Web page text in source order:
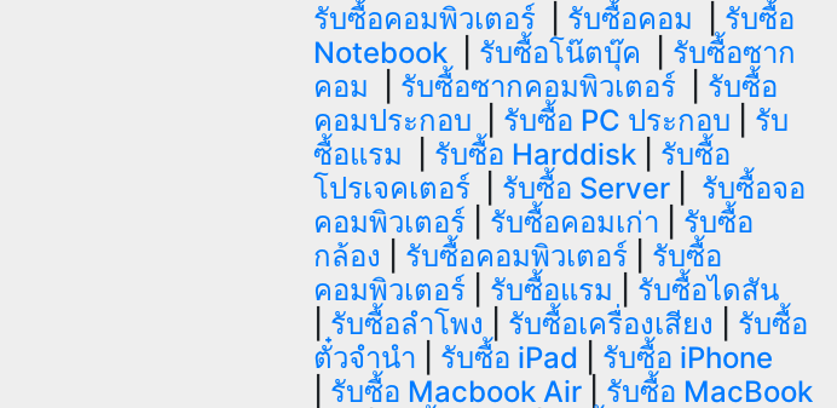
รับซื้อคอมพิวเตอร์ รับซื้อคอม
รับซื้อ
Notebook
รับซื้อโน๊ตบุ๊ค
รับซื้อซาก
คอม
รับซื้อซากคอมพิวเตอร์
รับซื้อ
คอมประกอบ
รับซื้อ PC ประกอบ
รับ
ซื้อแรม
รับซื้อ Harddisk
รับซื้อ
โปรเจคเตอร์
รับซื้อ Server
รับซื้อจอ
คอมพิวเตอร์
รับซื้อคอมเก่า
รับซื้อ
กล้อง
รับซื้อคอมพิวเตอร์
รับซื้อ
คอมพิวเตอร์
รับซื้อแรม
รับซื้อไดสัน
รับซื้อลำโพง รับซื้อเครื่องเสียง
รับซื้อ
ตั๋วจำนำ
รับซื้อ iPad
รับซื้อ iPhone
รับซื้อ Macbook Air
รับซื้อ MacBook